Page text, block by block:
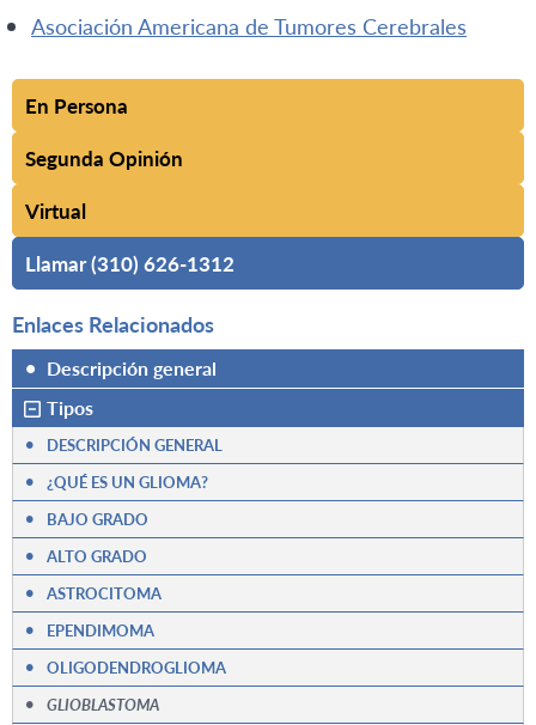
Asociación Americana de Tumores Cerebrales
En Persona
Segunda Opinión
Virtual
Llamar (310) 626-1312
Enlaces Relacionados
• Descripción general
Tipos
•
DESCRIPCIÓN GENERAL
•
¿QUÉ ES UN GLIOMA?
•
BAJO GRADO
• ALTO GRADO
• ASTROCITOMA
•
EPENDIMOMA
• OLIGODENDROGLIOMA
• GLIOBLASTOMA